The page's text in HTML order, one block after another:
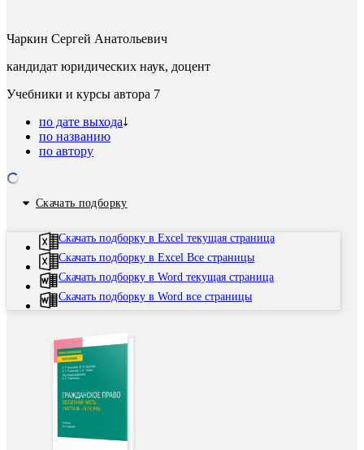
Чаркин Сергей Анатольевич
кандидат юридических наук, доцент
Учебники и курсы автора 7
по дате выхода
по названию
по автору
Скачать подборку
Скачать подборку в Excel текущая страница
Скачать подборку в Excel Все страницы
Скачать подборку в Word текущая страница
Скачать подборку в Word все страницы